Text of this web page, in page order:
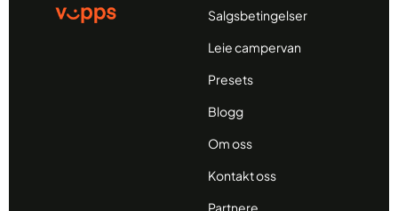
Salgsbetingelser
Leie campervan
Presets
Blogg
Om oss
Kontakt oss
Partnere